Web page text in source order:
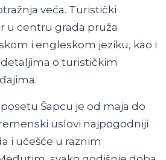
veća. Turistički
u centru grada pruža
i engleskom jeziku, kao i
o turističkim
Šapcu je od maja do
uslovi najpogodniji
i učešće u raznim